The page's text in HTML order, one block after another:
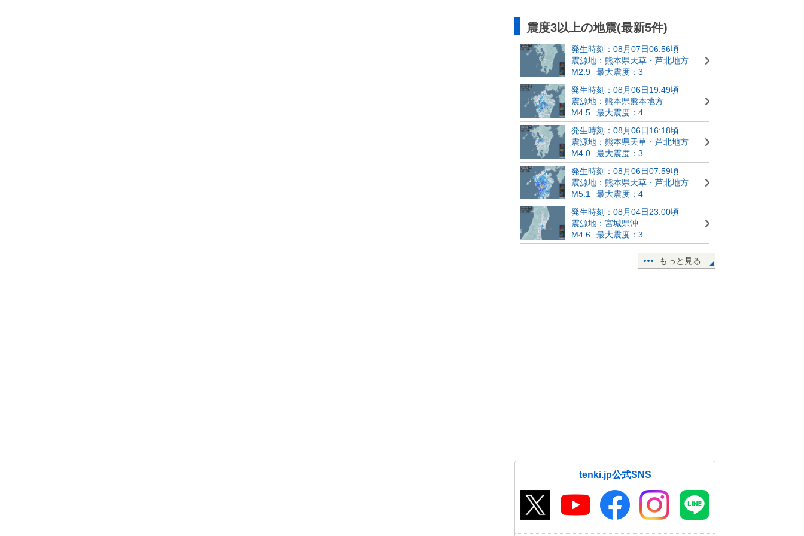
震度3以上の地震(最新5件)
発生時刻：08月07日06:56頃
震源地：熊本県天草・芦北地方
M2.9
最大震度：3
発生時刻：08月06日19:49頃
震源地：熊本県熊本地方
M4.5
最大震度：4
発生時刻：08月06日16:18頃
震源地：熊本県天草・芦北地方
M4.0
最大震度：3
発生時刻：08月06日07:59頃
震源地：熊本県天草・芦北地方
M5.1
最大震度：4
発生時刻：08月04日23:00頃
震源地：宮城県沖
M4.6
最大震度：3
もっと見る
tenki.jp公式SNS